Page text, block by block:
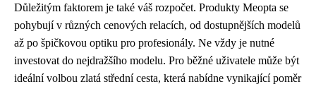
Důležitým faktorem je také váš rozpočet. Produkty Meopta se
pohybují v různých cenových relacích, od dostupnějších modelů
až po špičkovou optiku pro profesionály. Ne vždy je nutné
investovat do nejdražšího modelu. Pro běžné uživatele může být
ideální volbou zlatá střední cesta, která nabídne vynikající poměr